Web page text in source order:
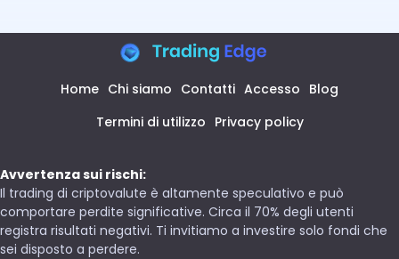
Home Chi siamo Contatti Accesso Blog
Termini di utilizzo Privacy policy
Avvertenza sui rischi:
Il trading di criptovalute è altamente speculativo e può
comportare perdite significative. Circa il 70% degli utenti
registra risultati negativi. Ti invitiamo a investire solo fondi che
sei disposto a perdere.